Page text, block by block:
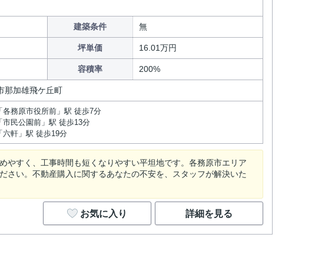
建築条件 無
坪単価 16.01万円
容積率 200%
那加雄飛ケ丘町
各務原市役所前」駅 徒歩7分
市民公園前」駅 徒歩13分
六軒」駅 徒歩19分
やすく、工事時間も短くなりやすい平坦地です。各務原市エリア
さい。不動産購入に関するあなたの不安を、スタッフが解決いた
お気に入り 詳細を見る